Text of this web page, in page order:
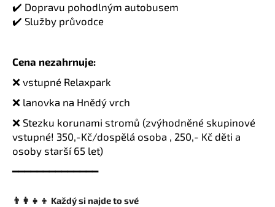
✔️ Dopravu pohodlným autobusem
✔️ Služby průvodce
Cena nezahrnuje:
❌ vstupné Relaxpark
❌ lanovka na Hnědý vrch
❌ Stezku korunami stromů (zvýhodněné skupinové
vstupné! 350,-Kč/dospělá osoba , 250,- Kč děti a
osoby starší 65 let)
━━━━━━━━━━━━━━
👨‍👩‍👧‍👦 Každý si najde to své